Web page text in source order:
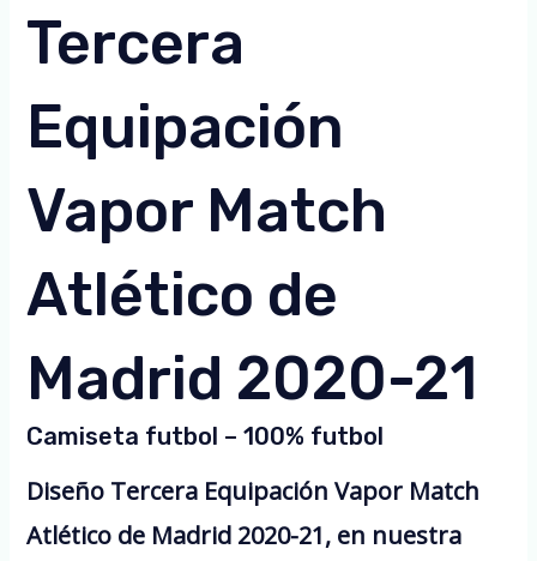
Tercera
Equipación
Vapor Match
Atlético de
Madrid 2020-21
Camiseta futbol – 100% futbol
Diseño Tercera Equipación Vapor Match
Atlético de Madrid 2020-21, en nuestra